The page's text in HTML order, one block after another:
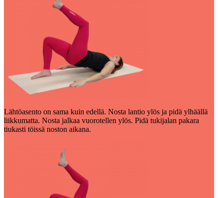
Lähtöasento on sama kuin edellä. Nosta lantio ylös ja pidä ylhäällä
liikkumatta. Nosta jalkaa vuorotellen ylös. Pidä tukijalan pakara
tiukasti töissä noston aikana.